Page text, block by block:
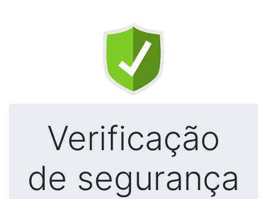
Verificação
de segurança